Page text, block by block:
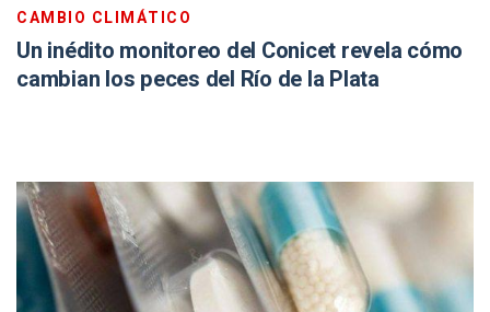
CAMBIO CLIMÁTICO
Un inédito monitoreo del Conicet revela cómo
cambian los peces del Río de la Plata